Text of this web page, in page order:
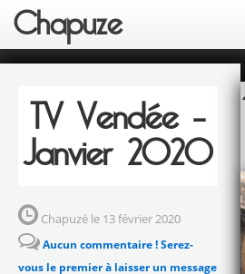
Chapuze
Actus
Chansons
Spectacles
Contact
TV Vendée –
Janvier 2020
Chapuzé le 13 février 2020
Aucun commentaire ! Serez-
vous le premier à laisser un message